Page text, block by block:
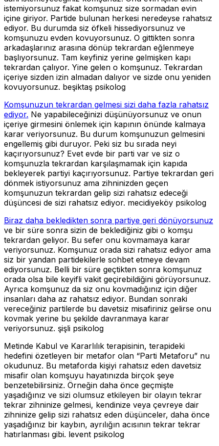
istemiyorsunuz fakat komşunuz size sormadan evin
içine giriyor. Partide bulunan herkesi neredeyse rahatsız
ediyor. Bu durumda siz öfkeli hissediyorsunuz ve
komşunuzu evden kovuyorsunuz. O gittikten sonra
arkadaşlarınız arasına dönüp tekrardan eğlenmeye
başlıyorsunuz. Tam keyfiniz yerine gelmişken kapı
tekrardan çalıyor. Yine gelen o komşunuz. Tekrardan
içeriye sizden izin almadan dalıyor ve sizde onu yeniden
kovuyorsunuz. beşiktaş psikolog
Komşunuzun tekrardan gelmesi sizi daha fazla rahatsız
ediyor. Ne yapabileceğinizi düşünüyorsunuz ve onun
içeriye girmesini önlemek için kapının önünde kalmaya
karar veriyorsunuz. Bu durum komşunuzun gelmesini
engellemiş gibi duruyor. Peki siz bu sırada neyi
kaçırıyorsunuz? Evet evde bir parti var ve siz o
komşunuzla tekrardan karşılaşmamak için kapıda
bekleyerek partiyi kaçırıyorsunuz. Partiye tekrardan geri
dönmek istiyorsunuz ama zihninizden geçen
komşunuzun tekrardan gelip sizi rahatsız edeceği
düşüncesi de sizi rahatsız ediyor. mecidiyeköy psikolog
Biraz daha bekledikten sonra partiye geri dönüyorsunuz
ve bir süre sonra sizin de beklediğiniz gibi o komşu
tekrardan geliyor. Bu sefer onu kovmamaya karar
veriyorsunuz. Komşunuz orada sizi rahatsız ediyor ama
siz bir yandan partidekilerle sohbet etmeye devam
ediyorsunuz. Belli bir süre geçtikten sonra komşunuz
orada olsa bile keyifli vakit geçirebildiğini görüyorsunuz.
Ayrıca komşunuz da siz onu kovmadığınız için diğer
insanları daha az rahatsız ediyor. Bundan sonraki
vereceğiniz partilerde bu davetsiz misafiriniz gelirse onu
kovmak yerine bu şekilde davranmaya karar
veriyorsunuz. şişli psikolog
Metinde Kabul ve Kararlılık terapisinin, terapideki
hedefini özetleyen bir metafor olan “Parti Metaforu” nu
okudunuz. Bu metaforda kişiyi rahatsız eden davetsiz
misafir olan komşuyu hayatınızda birçok şeye
benzetebilirsiniz. Örneğin daha önce geçmişte
yaşadığınız ve sizi olumsuz etkileyen bir olayın tekrar
tekrar zihninize gelmesi, kendinize veya çevreye dair
zihninize gelip sizi rahatsız eden düşünceler, daha önce
yaşadığınız bir kaybın, ayrılığın acısının tekrar tekrar
hatırlanması gibi. levent psikolog